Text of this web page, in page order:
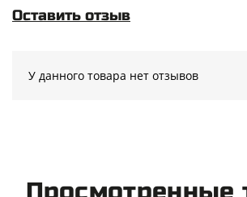
Оставить отзыв
У данного товара нет отзывов